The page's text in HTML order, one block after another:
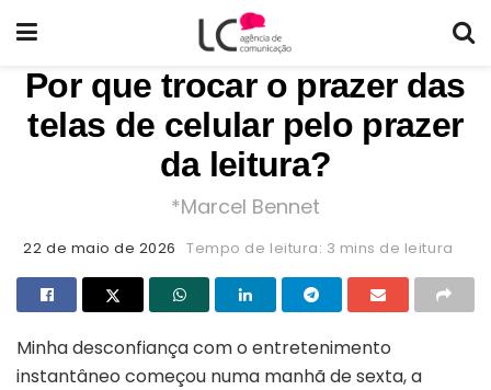
Por que trocar o prazer das
telas de celular pelo prazer
da leitura?
*Marcel Bennet
22 de maio de 2026 Tempo de leitura: 3 mins de leitura
Minha desconfiança com o entretenimento
instantâneo começou numa manhã de sexta, a